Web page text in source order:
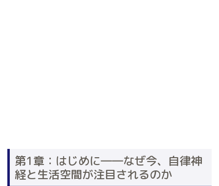
第1章：はじめに――なぜ今、自律神
経と生活空間が注目されるのか